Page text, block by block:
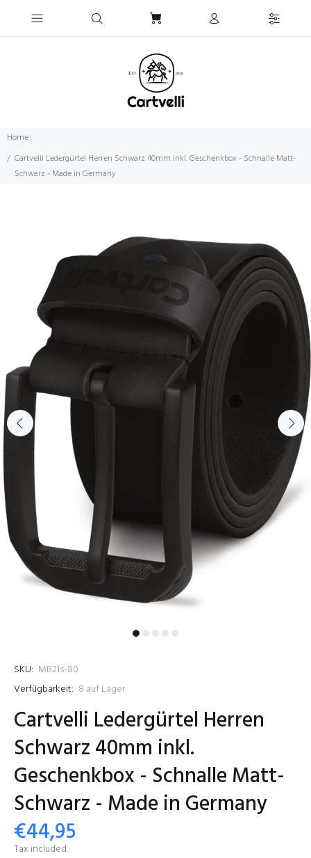
Home
Cartvelli Ledergürtel Herren Schwarz 40mm inkl. Geschenkbox - Schnalle Matt-
Schwarz - Made in Germany
SKU: MB21s-80
Verfügbarkeit: 8 auf Lager
Cartvelli Ledergürtel Herren
Schwarz 40mm inkl.
Geschenkbox - Schnalle Matt-
Schwarz - Made in Germany
€44,95
Tax included.